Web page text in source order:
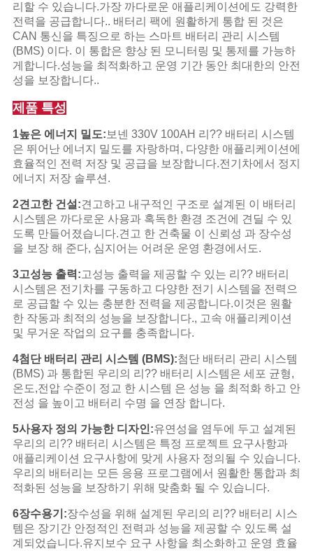
보
호
정
책
리할 수 있습니다.가장 까다로운 애플리케이션에도 강력한
전력을 공급합니다.. 배터리 팩에 원활하게 통합 된 것은
CAN 통신을 특징으로 하는 스마트 배터리 관리 시스템
(BMS) 이다. 이 통합은 향상 된 모니터링 및 통제를 가능하
게합니다.성능을 최적화하고 운영 기간 동안 최대한의 안전
성을 보장합니다..
제품 특성
1높은 에너지 밀도:보넨 330V 100AH 리?? 배터리 시스템
은 뛰어난 에너지 밀도를 자랑하며, 다양한 애플리케이션에
효율적인 전력 저장 및 공급을 보장합니다.전기차에서 정지
에너지 저장 솔루션.
2견고한 건설:견고하고 내구적인 구조로 설계된 이 배터리
시스템은 까다로운 사용과 혹독한 환경 조건에 견딜 수 있
도록 만들어졌습니다.견고 한 건축물 이 신뢰성 과 장수성
을 보장 해 준다, 심지어는 어려운 운영 환경에서도.
3고성능 출력:고성능 출력을 제공할 수 있는 리?? 배터리
시스템은 전기차를 구동하고 다양한 전기 시스템을 전력으
로 공급할 수 있는 충분한 전력을 제공합니다.이것은 원활
한 작동과 최적의 성능을 보장합니다., 고속 애플리케이션
및 무거운 작업의 요구를 충족합니다.
4첨단 배터리 관리 시스템 (BMS):첨단 배터리 관리 시스템
(BMS) 과 통합된 우리의 리?? 배터리 시스템은 세포 균형,
온도,전압 수준이 정교 한 시스템 은 성능 을 최적화 하고 안
전성 을 높이고 배터리 수명 을 연장 합니다.
5사용자 정의 가능한 디자인:유연성을 염두에 두고 설계된
우리의 리?? 배터리 시스템은 특정 프로젝트 요구사항과
애플리케이션 요구사항에 맞게 사용자 정의될 수 있습니다.
우리의 배터리는 모든 응용 프로그램에서 원활한 통합과 최
적화된 성능을 보장하기 위해 맞춤화 될 수 있습니다.
6장수용기:장수성을 위해 설계된 우리의 리?? 배터리 시스
템은 장기간 안정적인 전력과 성능을 제공할 수 있도록 설
계되었습니다.유지보수 요구 사항을 최소화하고 운영 효율